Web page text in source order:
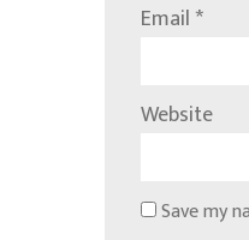
Email*
Website
Save my